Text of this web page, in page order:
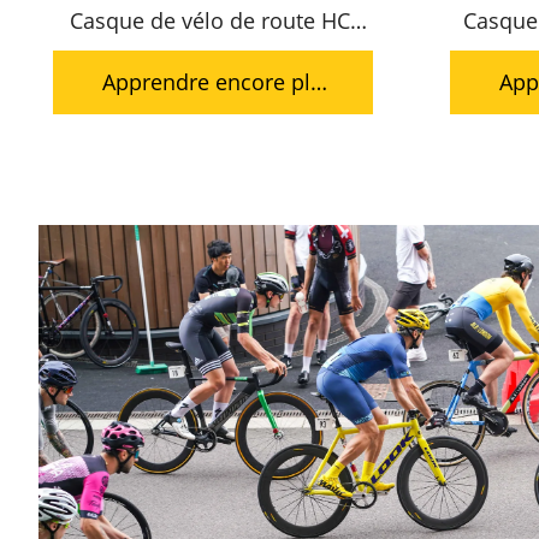
Casque de vélo de route HC-
063
Apprendre encore plu
s